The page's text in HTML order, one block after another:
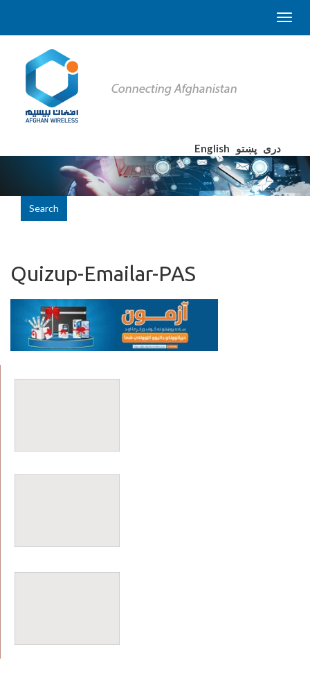
English دری پښتو
Search
Quizup-Emailar-PAS